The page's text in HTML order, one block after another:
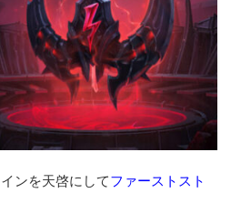
ンを天啓にしてファーストスト